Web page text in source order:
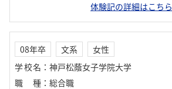
体験記の詳細はこちら
08年卒 文系
女性
学校名 ： 神戸松蔭女子学院大学
職種 ： 総合職